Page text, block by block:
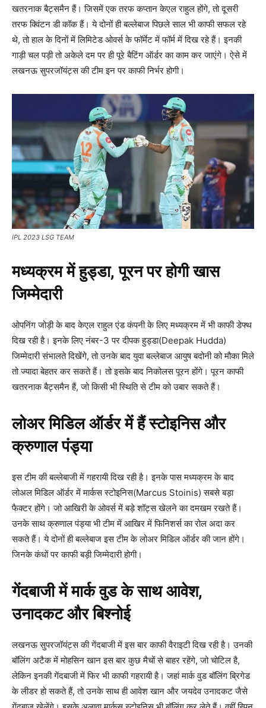
खतरनाक बैट्समैन हैं। जिसमें एक तरफ कप्तान केएल राहुल होंगे, तो दूसरी
तरफ क्विंटन डी कॉक हैं। ये दोनों ही बल्लेबाज पिछले साल भी काफी सफल रहे
थे, तो हाल के दिनों में लिमिटेड ओवर्स के फॉर्मेट में फॉर्म में दिख रहे हैं। इनकी
गाड़ी चल पड़ी तो अकेले दम पर ही पूरे बैटिंग ऑर्डर का काम कर जाएंगे। ऐसे में
लखनऊ सुपरजॉयंट्स की टीम इन पर काफी निर्भर होगी।
IPL 2023 LSG TEAM
मध्यक्रम में हुड्डा, पूरन पर होगी खास
जिम्मेदारी
ओपनिंग जोड़ी के बाद केएल राहुल एंड कंपनी के लिए मध्यक्रम में भी काफी डेफ्थ
दिख रही है। इनके लिए नंबर-3 पर दीपक हुड्डा(Deepak Hudda)
जिम्मेदारी संभालते दिखेंगे, तो उनके बाद युवा बल्लेबाज आयुष बदोनी को मौका मिले
तो ज्यादा बेहतर कर सकते हैं। तो इसके बाद निकोलस पूरन होंगे। पूरन काफी
खतरनाक बैट्समैन हैं, जो किसी भी स्थिति से टीम को उबार सकते हैं।
लोअर मिडिल ऑर्डर में हैं स्टोइनिस और
क्रुणाल पंड्या
इस टीम की बल्लेबाजी में गहरायी दिख रही है। इनके पास मध्यक्रम के बाद
लोअल मिडिल ऑर्डर में मार्कस स्टोइनिस(Marcus Stoinis) सबसे बड़ा
फैक्टर होंगे। जो आखिरी के ओवर्स में बड़े शॉट्स खेलने का दमखम रखते हैं।
उनके साथ क्रुणाल पंड्या भी टीम में आखिर में फिनिशर्स का रोल अदा कर
सकते हैं। ये दोनों ही बल्लेबाज इस टीम के लोअर मिडिल ऑर्डर की जान होंगे।
जिनके कंधों पर काफी बड़ी जिम्मेदारी होगी।
गेंदबाजी में मार्क वुड के साथ आवेश,
उनादकट और बिश्नोई
लखनऊ सुपरजॉयंट्स की गेंदबाजी में इस बार काफी वैराइटी दिख रही है। उनकी
बॉलिंग अटैक में मोहसिन खान इस बार कुछ मैचों से बाहर रहेंगे, जो चोटिल है,
लेकिन इनकी गेंदबाजी में फिर भी काफी गहरायी है। जहां मार्क वुड बॉलिंग ब्रिगेड
के लीडर हो सकते हैं, तो उनके साथ ही आवेश खान और जयदेव उनादकट जैसे